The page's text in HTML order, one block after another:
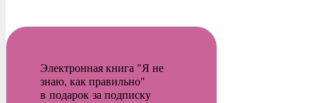
Электронная книга "Я не
знаю, как правильно"
в подарок за подписку